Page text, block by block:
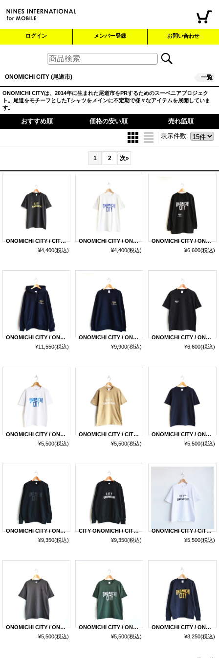
ログイン メンバー登録 お問い合わせ
ONOMICHI CITY (尾道市)
ONOMICHI CITYは、2014年に生まれた尾道市をPRするためのスーベニアプロジェク
ト。尾道をモチーフとしたTシャツをメインに不定期で様々なアイテムを展開していま
す。
一覧
おすすめ順 価格の安い順
売れ筋順
表示件数:
1 2 次»
ONOMICHI CITY / CITY ONOMICHI T-SHIRT 2026
¥4,400(税込)
ONOMICHI CITY / ONOMICHI CITY T-SHIRT 2026
¥4,400(税込)
ONOMICHI CITY / ONOMICHI CITY L/S TEE 2026
¥6,600(税込)
ONOMICHI CITY / ONOMICHI CITY PARKA 2025
¥11,550(税込)
ONOMICHI CITY / ONOMICHI CITY SWEAT 2025
¥9,900(税込)
ONOMICHI CITY / ONOMICHI CITY POCKET T-SHIRT 2025
¥6,600(税込)
ONOMICHI CITY / ONOMICHI CITY T-SHIRT 2025
¥5,500(税込)
ONOMICHI CITY / CITY ONOMICHI T-SHIRT 2025
¥5,500(税込)
ONOMICHI CITY / ONOMICHI CITY STITCH T-SHIRT 2025
¥5,500(税込)
ONOMICHI CITY / ONOMICHI CITY SWEAT PS
¥9,350(税込)
CITY ONOMICHI / CITY ONOMICHI SWEAT PS
¥9,350(税込)
ONOMICHI CITY / CITY ONOMICHI T-SHIRT 2024
¥5,500(税込)
ONOMICHI CITY / ONOMICHI CITY STITCH T-SHIRT 2024
¥5,500(税込)
ONOMICHI CITY / ONOMICHI CITY T-SHIRT 2024
¥5,500(税込)
ONOMICHI CITY / ONOMICHI CITY SWEAT
¥8,250(税込)